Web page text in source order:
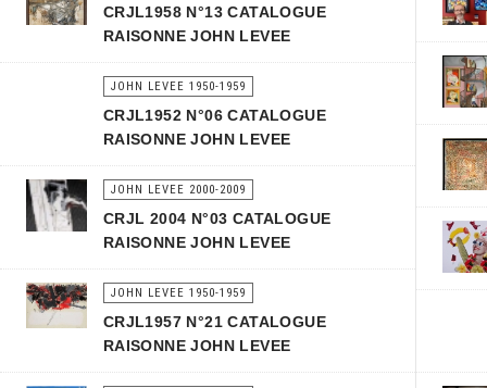
CRJL1958 N°13 CATALOGUE
RAISONNE JOHN LEVEE
JOHN LEVEE 1950-1959
CRJL1952 N°06 CATALOGUE
RAISONNE JOHN LEVEE
JOHN LEVEE 2000-2009
CRJL 2004 N°03 CATALOGUE
RAISONNE JOHN LEVEE
JOHN LEVEE 1950-1959
CRJL1957 N°21 CATALOGUE
RAISONNE JOHN LEVEE